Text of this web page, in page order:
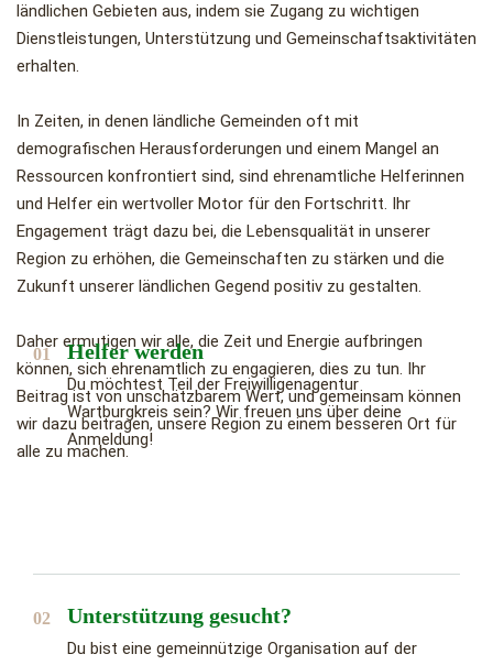
ländlichen Gebieten aus, indem sie Zugang zu wichtigen
Dienstleistungen, Unterstützung und Gemeinschaftsaktivitäten
erhalten.
In Zeiten, in denen ländliche Gemeinden oft mit
demografischen Herausforderungen und einem Mangel an
Ressourcen konfrontiert sind, sind ehrenamtliche Helferinnen
und Helfer ein wertvoller Motor für den Fortschritt. Ihr
Engagement trägt dazu bei, die Lebensqualität in unserer
Region zu erhöhen, die Gemeinschaften zu stärken und die
Zukunft unserer ländlichen Gegend positiv zu gestalten.
Daher ermutigen wir alle, die Zeit und Energie aufbringen
können, sich ehrenamtlich zu engagieren, dies zu tun. Ihr
Beitrag ist von unschätzbarem Wert, und gemeinsam können
wir dazu beitragen, unsere Region zu einem besseren Ort für
alle zu machen.
01 Helfer werden
Du möchtest Teil der Freiwilligenagentur
Wartburgkreis sein? Wir freuen uns über deine
Anmeldung!
02 Unterstützung gesucht?
Du bist eine gemeinnützige Organisation auf der